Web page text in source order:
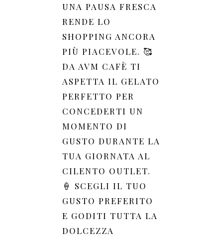
UNA PAUSA FRESCA
RENDE LO
SHOPPING ANCORA
PIÙ PIACEVOLE. 🥰
DA AVM CAFÈ TI
ASPETTA IL GELATO
PERFETTO PER
CONCEDERTI UN
MOMENTO DI
GUSTO DURANTE LA
TUA GIORNATA AL
CILENTO OUTLET.
🍦 SCEGLI IL TUO
GUSTO PREFERITO
E GODITI TUTTA LA
DOLCEZZA